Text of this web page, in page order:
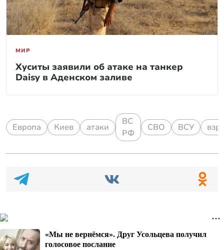
МИР
Хуситы заявили об атаке на танкер
Daisy в Аденском заливе
Европа Киев атаки
ВС
РФ
СВО ВСУ
«Мы не вернёмся». Друг Усольцева получил
голосовое послание